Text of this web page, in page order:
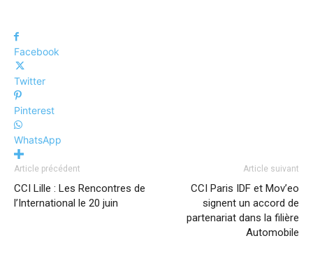
Facebook
Twitter
Pinterest
WhatsApp
Article précédent
CCI Lille : Les Rencontres de
l’International le 20 juin
Article suivant
CCI Paris IDF et Mov’eo
signent un accord de
partenariat dans la filière
Automobile